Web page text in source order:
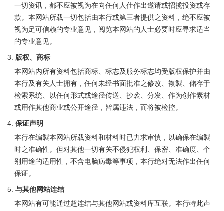
一切资讯，都不应被视为在向任何人仕作出邀请或招揽投资或存
款。本网站所载一切包括由本行或第三者提供之资料，绝不应被
视为足可信赖的专业意见，阅览本网站的人士必要时应寻求适当
的专业意见。
版权、商标
本网站内所有资料包括商标、标志及服务标志均受版权保护并由
本行及有关人士拥有，任何未经书面批准之修改、複製、储存于
检索系统、以任何形式或途径传送、抄袭、分发、作为创作素材
或用作其他商业或公开途径，皆属违法，而将被检控。
保证声明
本行在编製本网站所载资料和材料时已力求审慎，以确保在编製
时之准确性。但对其他一切有关不侵犯权利、保密、准确度、个
别用途的适用性，不含电脑病毒等事项，本行绝对无法作出任何
保证。
与其他网站连结
本网站有可能通过超连结与其他网站或资料库互联。本行特此声